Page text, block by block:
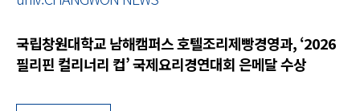
국립창원대학교 남해캠퍼스 호텔조리제빵경영과, ‘2026
필리핀 컬리너리 컵’ 국제요리경연대회 은메달 수상